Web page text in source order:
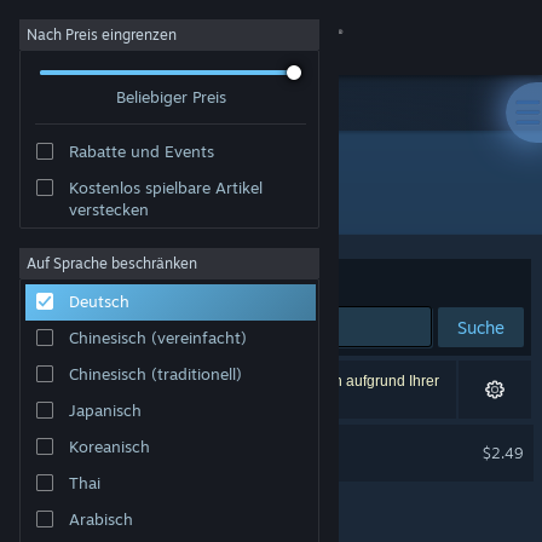
Anmelden
Info
Support
Sprache ändern
Steam-Mobile-App herunterladen
Desktopversion anzeigen
Nach Preis eingrenzen
Beliebiger Preis
Rabatte und Events
Kostenlos spielbare Artikel
verstecken
Auf Sprache beschränken
Deutsch
Chinesisch (vereinfacht)
Chinesisch (traditionell)
Japanisch
Koreanisch
Thai
Arabisch
Entwickler: Wolf Developer
Sortieren nach Relevanz
Suche
1 Ergebnis entspricht Ihrer Suche. 2 Titel wurden aufgrund Ihrer
Einstellungen ausgeschlossen.
$2.49